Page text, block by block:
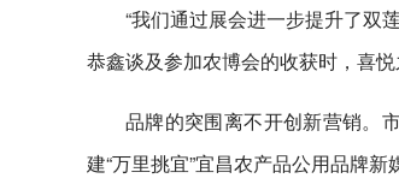
“我们通过展会进一步提升了双
恭鑫谈及参加农博会的收获时，喜悦
品牌的突围离不开创新营销。
建“万里挑宜”宜昌农产品公用品牌